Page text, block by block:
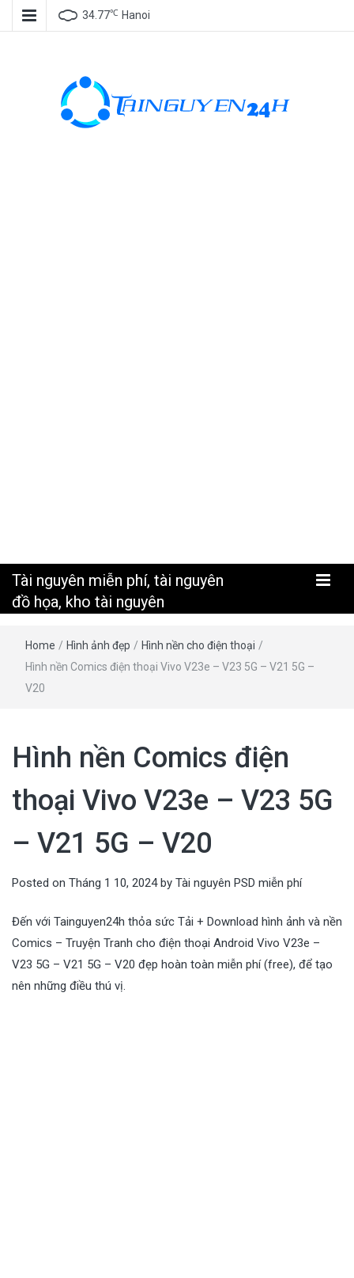
34.77℃ Hanoi
Tài nguyên miễn phí, tài nguyên
đồ họa, kho tài nguyên
Home / Hình ảnh đẹp / Hình nền cho điện thoại /
Hình nền Comics điện thoại Vivo V23e – V23 5G – V21 5G –
V20
Hình nền Comics điện
thoại Vivo V23e – V23 5G
– V21 5G – V20
Posted on Tháng 1 10, 2024by Tài nguyên PSD miễn phí
Đến với Tainguyen24h thỏa sức Tải + Download hình ảnh và nền
Comics – Truyện Tranh cho điện thoại Android Vivo V23e –
V23 5G – V21 5G – V20 đẹp hoàn toàn miễn phí (free), để tạo
nên những điều thú vị.